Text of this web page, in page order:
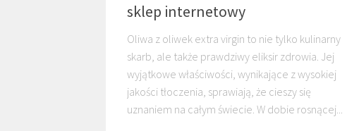
sklep internetowy
Oliwa z oliwek extra virgin to nie tylko kulinarny
skarb, ale także prawdziwy eliksir zdrowia. Jej
wyjątkowe właściwości, wynikające z wysokiej
jakości tłoczenia, sprawiają, że cieszy się
uznaniem na całym świecie. W dobie rosnącej...